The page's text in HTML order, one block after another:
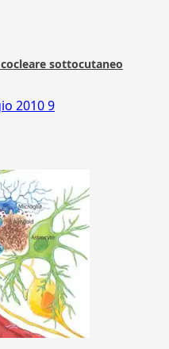
sottocutaneo
20109